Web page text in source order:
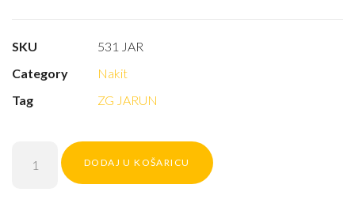
SKU
531 JAR
Category
Nakit
Tag
ZG JARUN
DODAJ U KOŠARICU